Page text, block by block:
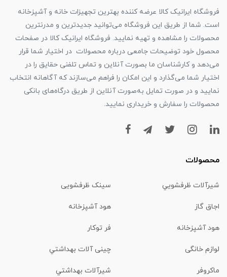
فروشگاه ایرانیک کالا عرضه کننده بهترین تجهیزات خانه و آشپزخانه
است. شما از طریق این فروشگاه می‌توانید جدیدترین و مدرنترین
محصولات را مشاهده و تهیه نمایید. فروشگاه ایرانیک کالا در صفحات
محصول خود توضیحات جامعی درباره محصولات در اختیار شما قرار
می‌دهد و کارشناسان ما بصورت آنلاین و تماس تلفنی حقایق را در
اختیار شما می‌گذارد و این امکان را فراهم می‌سازند که آگاهانه انتخاب
نمایید و در صورت تمایل به‌صورت آنلاین از طریق درگاه‌های بانکی
محصولات را سفارش و خریداری نمایید.
محصولات
شیرآلات ظرفشويي سینک ظرفشویی
اجاق گاز هود آشپزخانه
هود آشپزخانه فر توکار
لوازم خانگی چینی آلات بهداشتي
ماكروفر شیرآلات بهداشتي